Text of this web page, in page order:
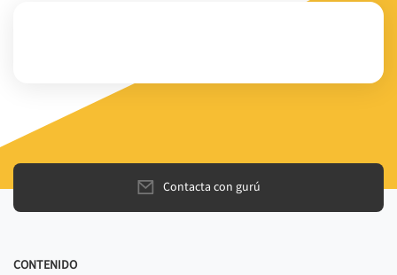
Contacta con gurú
CONTENIDO